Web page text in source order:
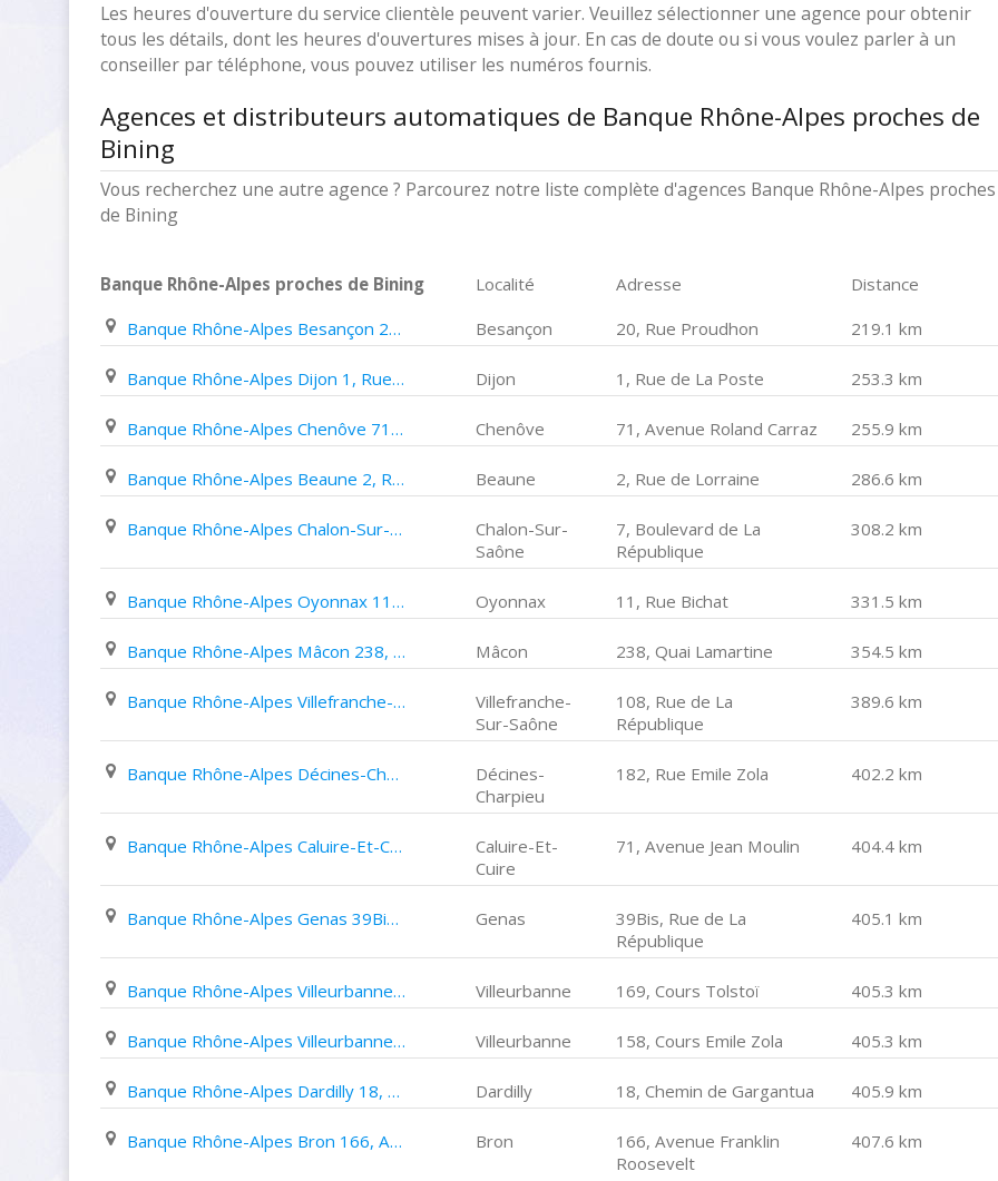
Les heures d'ouverture du service clientèle peuvent varier. Veuillez sélectionner une agence pour obtenir
tous les détails, dont les heures d'ouvertures mises à jour. En cas de doute ou si vous voulez parler à un
conseiller par téléphone, vous pouvez utiliser les numéros fournis.
Agences et distributeurs automatiques de Banque Rhône-Alpes proches de
Bining
Vous recherchez une autre agence ? Parcourez notre liste complète d'agences Banque Rhône-Alpes proches
de Bining
Banque Rhône-Alpes proches de Bining Localité Adresse
Distance
Banque Rhône-Alpes Besançon 20, Rue Proudhon
Besançon 20, Rue Proudhon 219.1 km
Banque Rhône-Alpes Dijon 1, Rue de La Poste Dijon 1, Rue de La Poste 253.3 km
Banque Rhône-Alpes Chenôve 71, Avenue Roland Carraz Chenôve 71, Avenue Roland Carraz 255.9 km
Banque Rhône-Alpes Beaune 2, Rue de Lorraine Beaune 2, Rue de Lorraine 286.6 km
Banque Rhône-Alpes Chalon-Sur-Saône 7, Boulevard de La République
Chalon-Sur-
Saône
7, Boulevard de La
République
308.2 km
Banque Rhône-Alpes Oyonnax 11, Rue Bichat Oyonnax 11, Rue Bichat 331.5 km
Banque Rhône-Alpes Mâcon 238, Quai Lamartine Mâcon 238, Quai Lamartine 354.5 km
Banque Rhône-Alpes Villefranche-Sur-Saône 108, Rue de La République
Villefranche-
Sur-Saône
108, Rue de La
République
389.6 km
Banque Rhône-Alpes Décines-Charpieu 182, Rue Emile Zola
Décines-
Charpieu
182, Rue Emile Zola 402.2 km
Banque Rhône-Alpes Caluire-Et-Cuire 71, Avenue Jean Moulin
Caluire-Et-
Cuire
71, Avenue Jean Moulin 404.4 km
Banque Rhône-Alpes Genas 39Bis, Rue de La République Genas
39Bis, Rue de La
République
405.1 km
Banque Rhône-Alpes Villeurbanne 169, Cours Tolstoï Villeurbanne 169, Cours Tolstoï 405.3 km
Banque Rhône-Alpes Villeurbanne 158, Cours Emile Zola Villeurbanne 158, Cours Emile Zola 405.3 km
Banque Rhône-Alpes Dardilly 18, Chemin de Gargantua Dardilly 18, Chemin de Gargantua 405.9 km
Banque Rhône-Alpes Bron 166, Avenue Franklin Roosevelt Bron
166, Avenue Franklin
Roosevelt
407.6 km